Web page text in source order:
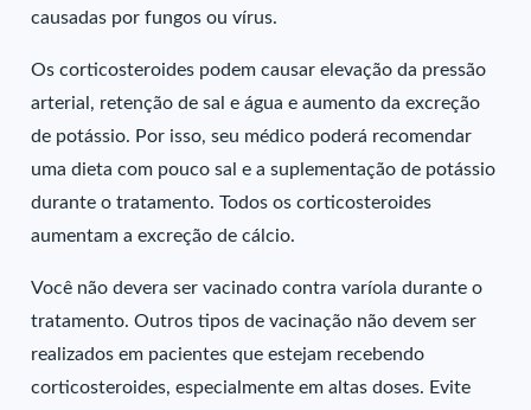
causadas por fungos ou vírus.
Os corticosteroides podem causar elevação da pressão
arterial, retenção de sal e água e aumento da excreção
de potássio. Por isso, seu médico poderá recomendar
uma dieta com pouco sal e a suplementação de potássio
durante o tratamento. Todos os corticosteroides
aumentam a excreção de cálcio.
Você não devera ser vacinado contra varíola durante o
tratamento. Outros tipos de vacinação não devem ser
realizados em pacientes que estejam recebendo
corticosteroides, especialmente em altas doses. Evite